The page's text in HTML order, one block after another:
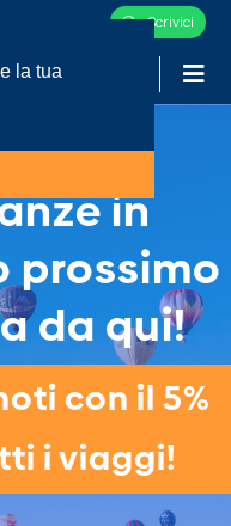
la tua
Scrivici
in
prossimo
da qui!
con il 5%
i viaggi!